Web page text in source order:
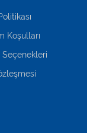
Koşulları